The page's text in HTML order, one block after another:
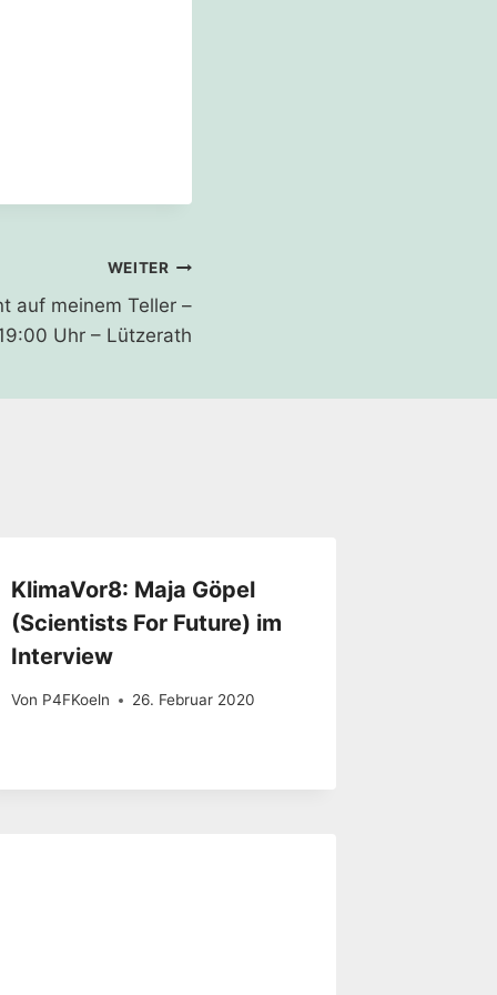
WEITER
auf meinem Teller –
Uhr – Lützerath
KlimaVor8: Maja Göpel
(Scientists For Future) im
Interview
Von P4FKoeln 26. Februar 2020